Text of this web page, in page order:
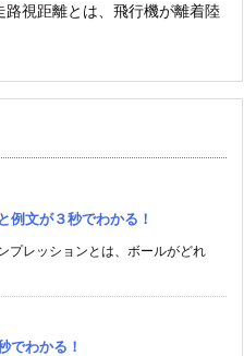
路視距離とは、飛行機が離着陸
例文が３秒でわかる！
プレッションとは、ボールがどれ
でわかる！